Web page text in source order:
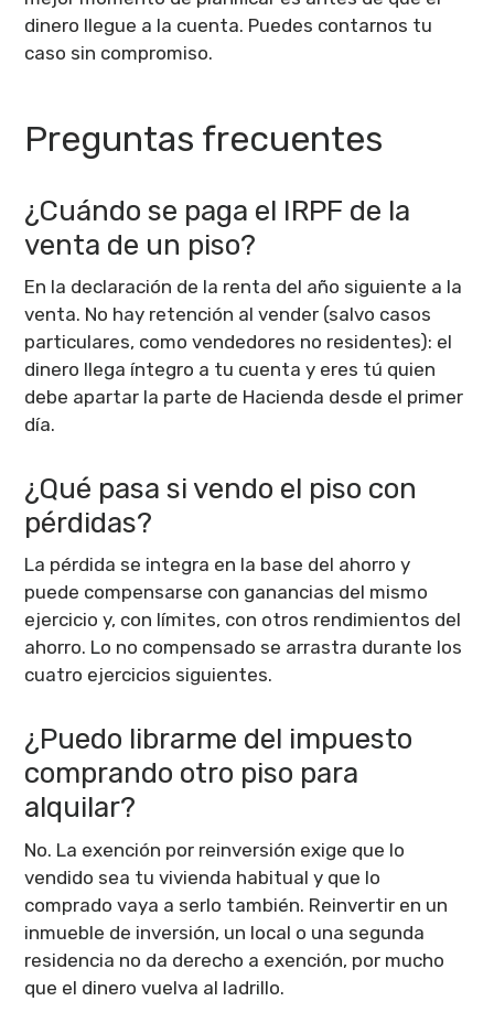
dinero llegue a la cuenta. Puedes contarnos tu
caso sin compromiso.
Preguntas frecuentes
¿Cuándo se paga el IRPF de la
venta de un piso?
En la declaración de la renta del año siguiente a la
venta. No hay retención al vender (salvo casos
particulares, como vendedores no residentes): el
dinero llega íntegro a tu cuenta y eres tú quien
debe apartar la parte de Hacienda desde el primer
día.
¿Qué pasa si vendo el piso con
pérdidas?
La pérdida se integra en la base del ahorro y
puede compensarse con ganancias del mismo
ejercicio y, con límites, con otros rendimientos del
ahorro. Lo no compensado se arrastra durante los
cuatro ejercicios siguientes.
¿Puedo librarme del impuesto
comprando otro piso para
alquilar?
No. La exención por reinversión exige que lo
vendido sea tu vivienda habitual y que lo
comprado vaya a serlo también. Reinvertir en un
inmueble de inversión, un local o una segunda
residencia no da derecho a exención, por mucho
que el dinero vuelva al ladrillo.